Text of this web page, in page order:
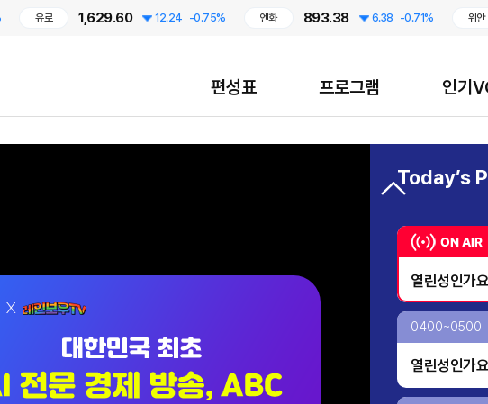
유로 1,629.60 12.24 -0.75% 엔화 893.38 6.38 -0.71% 위안
편성표 프로그램
투데이 업&다운
대한민국 리더에게 묻는다
인기
Today’s
ABC스페셜
노래
열린성인가
0400~0500
열린성인가
초 AI 전문 경제 방송, ABC / 7월 13일 CMB 레인보우TV 실시간 송출 개시!